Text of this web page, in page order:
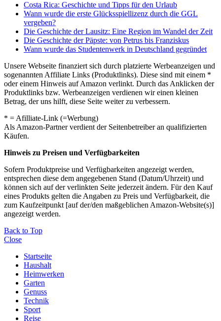
Costa Rica: Geschichte und Tipps für den Urlaub
Wann wurde die erste Glücksspiellizenz durch die GGL
vergeben?
Die Geschichte der Lausitz: Eine Region im Wandel der Zeit
Die Geschichte der Päpste: von Petrus bis Franziskus
Wann wurde das Studentenwerk in Deutschland gegründet
Unsere Webseite finanziert sich durch platzierte Werbeanzeigen und
sogenannten Affiliate Links (Produktlinks). Diese sind mit einem *
oder einem Hinweis auf Amazon verlinkt. Durch das Anklicken der
Produktlinks bzw. Werbeanzeigen verdienen wir einen kleinen
Betrag, der uns hilft, diese Seite weiter zu verbessern.
* = Afilliate-Link (=Werbung)
Als Amazon-Partner verdient der Seitenbetreiber an qualifizierten
Käufen.
Hinweis zu Preisen und Verfügbarkeiten
Sofern Produktpreise und Verfügbarkeiten angezeigt werden,
entsprechen diese dem angegebenen Stand (Datum/Uhrzeit) und
können sich auf der verlinkten Seite jederzeit ändern. Für den Kauf
eines Produkts gelten die Angaben zu Preis und Verfügbarkeit, die
zum Kaufzeitpunkt [auf der/den maßgeblichen Amazon-Website(s)]
angezeigt werden.
Back to Top
Close
Startseite
Haushalt
Heimwerken
Garten
Genuss
Technik
Sport
Reise